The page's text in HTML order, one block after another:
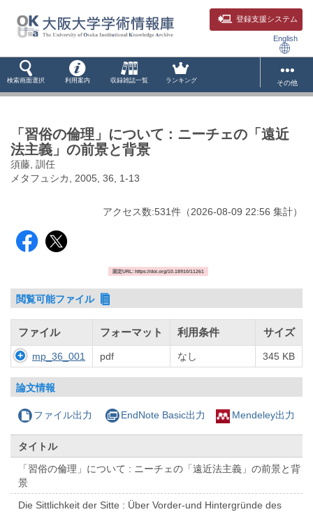
登録支援システム
English
検索画面選択 利用案内 収録雑誌一覧 ランキング その他
「習俗の倫理」について : ニーチェの「遠近
法主義」の前景と背景
須藤, 訓任
メタフュシカ, 2005, 36, 1-13
アクセス数:531件 （2026-08-09 22:56 集計）
固定URL: https://doi.org/10.18910/11261
閲覧可能ファイル
ファイル フォーマット 利用条件 サイズ
mp_36_001 pdf なし 345 KB
論文情報
ファイル出力 EndNote Basic出力 Mendeley出力
タイトル
「習俗の倫理」について : ニーチェの「遠近法主義」の前景と背
景
Die Sittlichkeit der Sitte : Über Vorder-und Hintergründe des